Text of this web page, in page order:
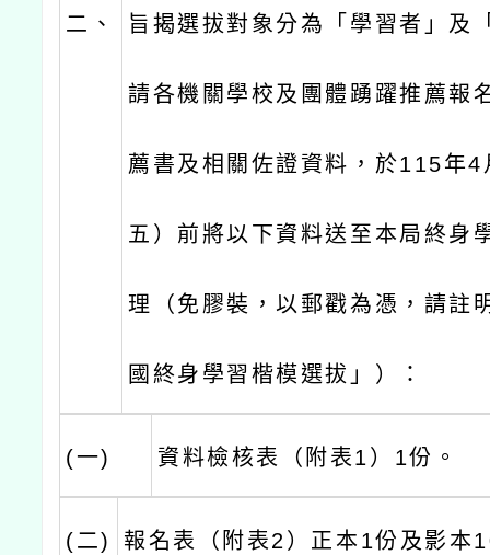
二、 旨揭選拔對象分為「學習者」及
請各機關學校及團體踴躍推薦報
薦書及相關佐證資料，於115年
五）前將以下資料送至本局終身
理（免膠裝，以郵戳為憑，請註
國終身學習楷模選拔」）：
(一) 資料檢核表（附表1）1份。
(二) 報名表（附表2）正本1份及影本